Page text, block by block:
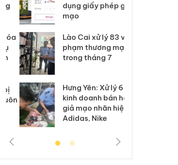
dụng giấy phép giả
mạo
Lào Cai xử lý 83 vụ vi
phạm thương mại
trong tháng 7
Hưng Yên: Xử lý 6 hộ
kinh doanh bán hàng
giả mạo nhãn hiệu
Adidas, Nike